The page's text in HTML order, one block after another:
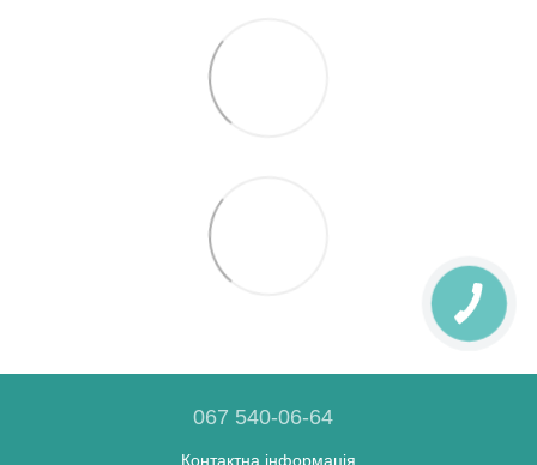
067 540-06-64
Контактна інформація